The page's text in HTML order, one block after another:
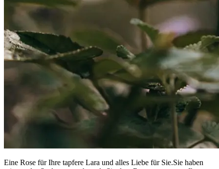
Eine Rose für Ihre tapfere Lara und alles Liebe für Sie.Sie haben